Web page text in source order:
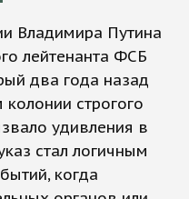
Владимира Путина
лейтенанта ФСБ
два года назад
строгого
удивления в
стал логичным
когда